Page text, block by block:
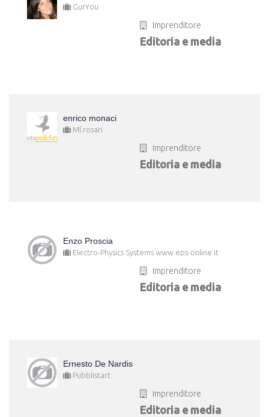
GurYou
Imprenditore
Editoria e media
enrico monaci
Ml rosari
Imprenditore
Editoria e media
Enzo Proscia
Electro-Physics Systems www.eps-online.it
Imprenditore
Editoria e media
Ernesto De Nardis
Pubblistart
Imprenditore
Editoria e media